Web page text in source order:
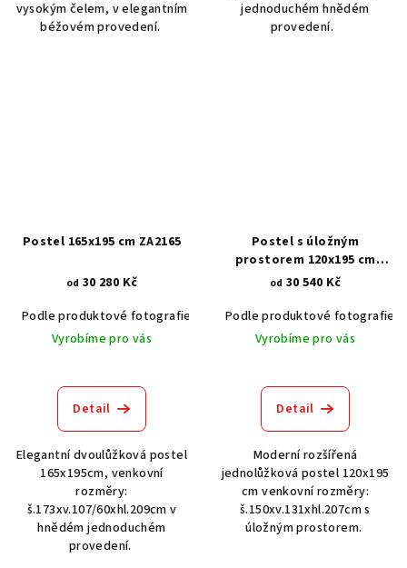
vysokým čelem, v elegantním
béžovém provedení.
jednoduchém hnědém
provedení.
Postel 165x195 cm ZA2165
od 30 280 Kč
Podle produktové fotografie
Akát vintage BT1551
Dub světlý
Vyrobíme pro vás
Detail
Elegantní dvoulůžková postel
165x195cm, venkovní
rozměry:
š.173xv.107/60xhl.209cm v
hnědém jednoduchém
provedení.
Postel s úložným
prostorem 120x195 cm
ZA3219
od 30 540 Kč
Podle produktové fotografie
Vyrobíme pro vás
Detail
Moderní rozšířená
jednolůžková postel 120x195
cm venkovní rozměry:
š.150xv.131xhl.207cm s
úložným prostorem.